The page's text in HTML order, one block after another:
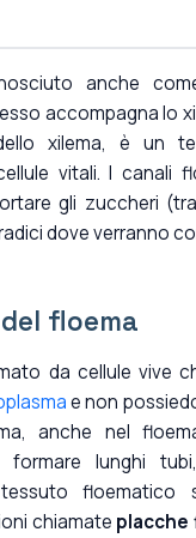
anche
accompagna lo
xilema, è un
vitali. I canali
gli zuccheri
dove verranno
floema
da cellule vive
e non
anche nel
formare lunghi
floematico
chiamate placche